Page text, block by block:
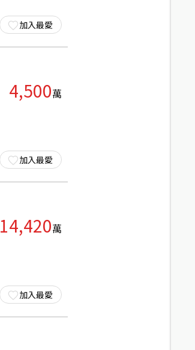
加入最愛
4,500萬
加入最愛
14,420萬
加入最愛